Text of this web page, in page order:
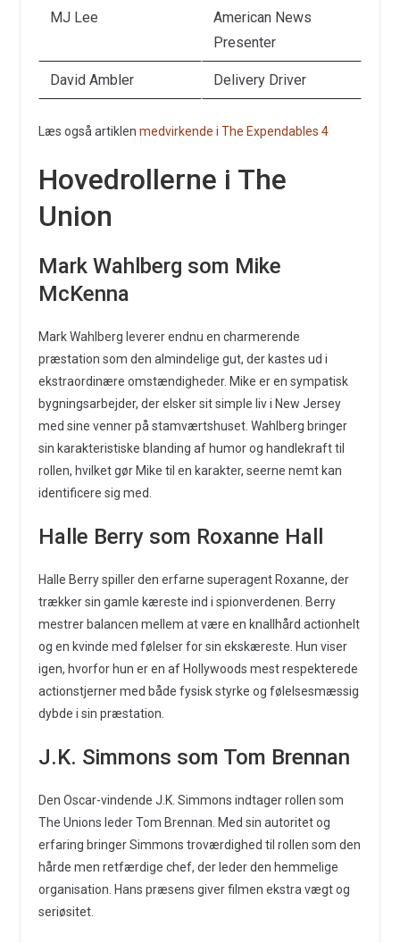
MJ Lee
American News
Presenter
David Ambler Delivery Driver
Læs også artiklen medvirkende i The Expendables 4
Hovedrollerne i The
Union
Mark Wahlberg som Mike
McKenna
Mark Wahlberg leverer endnu en charmerende
præstation som den almindelige gut, der kastes ud i
ekstraordinære omstændigheder. Mike er en sympatisk
bygningsarbejder, der elsker sit simple liv i New Jersey
med sine venner på stamværtshuset. Wahlberg bringer
sin karakteristiske blanding af humor og handlekraft til
rollen, hvilket gør Mike til en karakter, seerne nemt kan
identificere sig med.
Halle Berry som Roxanne Hall
Halle Berry spiller den erfarne superagent Roxanne, der
trækker sin gamle kæreste ind i spionverdenen. Berry
mestrer balancen mellem at være en knallhård actionhelt
og en kvinde med følelser for sin ekskæreste. Hun viser
igen, hvorfor hun er en af Hollywoods mest respekterede
actionstjerner med både fysisk styrke og følelsesmæssig
dybde i sin præstation.
J.K. Simmons som Tom Brennan
Den Oscar-vindende J.K. Simmons indtager rollen som
The Unions leder Tom Brennan. Med sin autoritet og
erfaring bringer Simmons troværdighed til rollen som den
hårde men retfærdige chef, der leder den hemmelige
organisation. Hans præsens giver filmen ekstra vægt og
seriøsitet.